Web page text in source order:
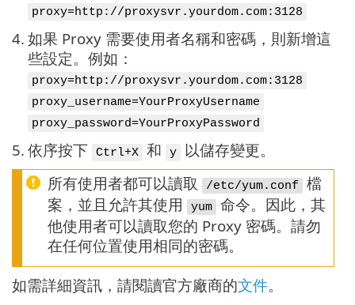
proxy=http://proxysvr.yourdom.com:3128
4. 如果 Proxy 需要使用者名稱和密碼，則新增這
些設定。例如：
proxy=http://proxysvr.yourdom.com:3128
proxy_username=YourProxyUsername
proxy_password=YourProxyPassword
5. 依序按下 Ctrl+X 和 y
以儲存變更。
所有使用者都可以讀取
/etc/yum.conf
檔
案，並且允許其使用
yum
命令。因此，其
他使用者可以讀取您的 Proxy 密碼。請勿
在任何位置使用相同的密碼。
如需詳細資訊，請閱讀官方廠商的文件。